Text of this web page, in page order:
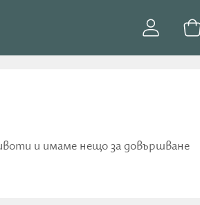
и имаме нещо за довършване